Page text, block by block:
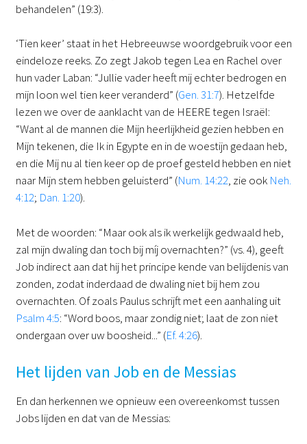
behandelen” (19:3).
‘Tien keer’ staat in het Hebreeuwse woordgebruik voor een
eindeloze reeks. Zo zegt Jakob tegen Lea en Rachel over
hun vader Laban: “Jullie vader heeft mij echter bedrogen en
mijn loon wel tien keer veranderd” (Gen. 31:7). Hetzelfde
lezen we over de aanklacht van de HEERE tegen Israël:
“Want al de mannen die Mijn heerlijkheid gezien hebben en
Mijn tekenen, die Ik in Egypte en in de woestijn gedaan heb,
en die Mij nu al tien keer op de proef gesteld hebben en niet
naar Mijn stem hebben geluisterd” (Num. 14:22, zie ook Neh.
4:12; Dan. 1:20).
Met de woorden: “Maar ook als ik werkelijk gedwaald heb,
zal mijn dwaling dan toch bij míj overnachten?” (vs. 4), geeft
Job indirect aan dat hij het principe kende van belijdenis van
zonden, zodat inderdaad de dwaling niet bij hem zou
overnachten. Of zoals Paulus schrijft met een aanhaling uit
Psalm 4:5: “Word boos, maar zondig niet; laat de zon niet
ondergaan over uw boosheid...” (Ef. 4:26).
Het lijden van Job en de Messias
En dan herkennen we opnieuw een overeenkomst tussen
Jobs lijden en dat van de Messias: